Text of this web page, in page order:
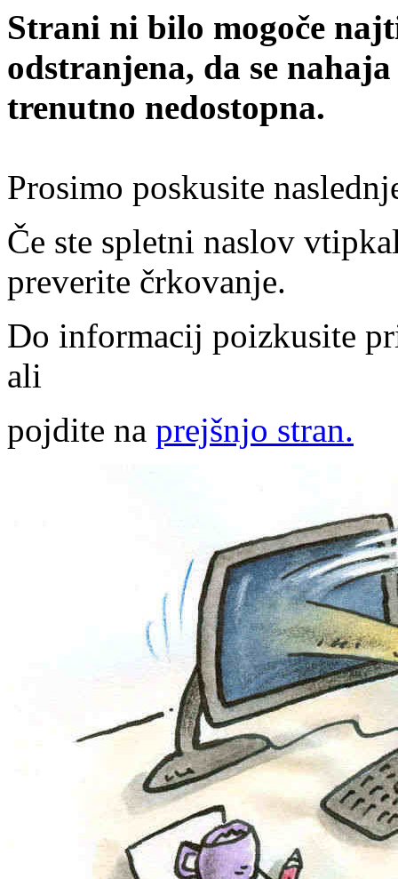
Strani ni bilo mogoče
odstranjena, da se
trenutno nedostopna.
Prosimo poskusite
Če ste spletni naslov
preverite črkovanje.
Do informacij poizkusite
ali
pojdite na prejšnjo stran.